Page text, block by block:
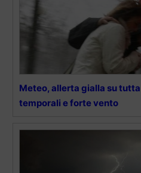
Meteo, allerta gialla su
temporali e forte vento